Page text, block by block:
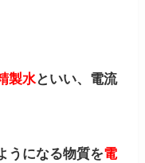
製水といい、電流
うになる物質を電